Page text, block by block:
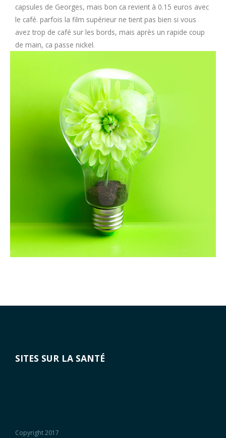
capsules de Georges, mais bon ca revient à 0.15 euros avec
le café. parfois la film supérieur ne tient pas bien si vous
avez trop de café sur les bords, mais après un rapide coup
de main, ca passe nickel.
SITES SUR LA SANTÉ
Copyright 2017